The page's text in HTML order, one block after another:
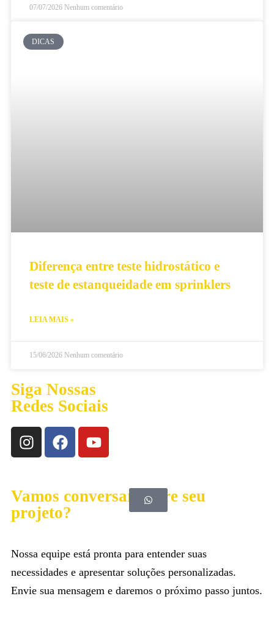
07/07/2026 Nenhum comentário
DICAS
Diferença entre teste hidrostático e
teste de estanqueidade em sprinklers
LEIA MAIS »
15/06/2026 Nenhum comentário
Siga Nossas
Redes Sociais
Vamos conversar sobre seu
projeto?
Nossa equipe está pronta para entender suas
necessidades e apresentar soluções personalizadas.
Envie sua mensagem e daremos o próximo passo juntos.